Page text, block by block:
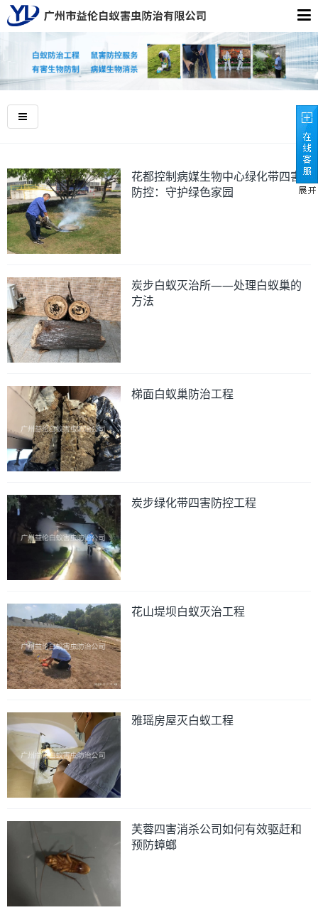
花都控制病媒生物中心绿化带四害
防控：守护绿色家园
炭步白蚁灭治所——处理白蚁巢的
方法
梯面白蚁巢防治工程
炭步绿化带四害防控工程
花山堤坝白蚁灭治工程
雅瑶房屋灭白蚁工程
芙蓉四害消杀公司如何有效驱赶和
预防蟑螂